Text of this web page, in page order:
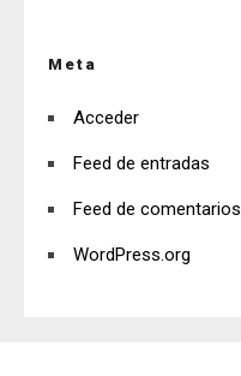
Meta
Acceder
Feed de entradas
Feed de comentarios
WordPress.org